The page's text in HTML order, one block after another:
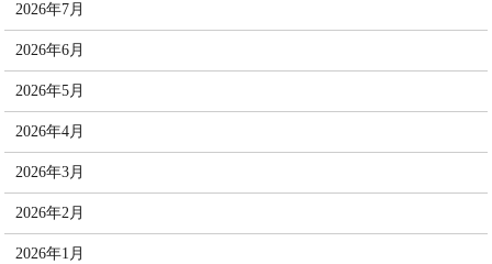
2026年7月
2026年6月
2026年5月
2026年4月
2026年3月
2026年2月
2026年1月